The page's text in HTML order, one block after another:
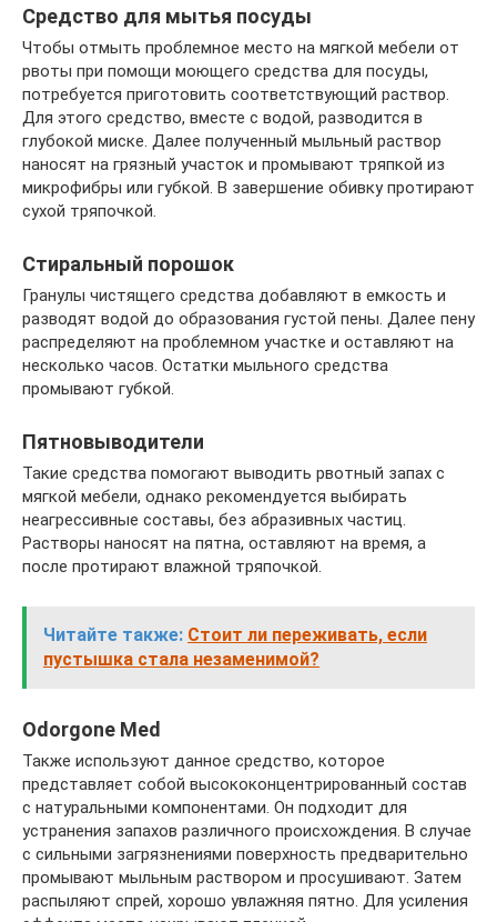
Средство для мытья посуды
Чтобы отмыть проблемное место на мягкой мебели от
рвоты при помощи моющего средства для посуды,
потребуется приготовить соответствующий раствор.
Для этого средство, вместе с водой, разводится в
глубокой миске. Далее полученный мыльный раствор
наносят на грязный участок и промывают тряпкой из
микрофибры или губкой. В завершение обивку протирают
сухой тряпочкой.
Стиральный порошок
Гранулы чистящего средства добавляют в емкость и
разводят водой до образования густой пены. Далее пену
распределяют на проблемном участке и оставляют на
несколько часов. Остатки мыльного средства
промывают губкой.
Пятновыводители
Такие средства помогают выводить рвотный запах с
мягкой мебели, однако рекомендуется выбирать
неагрессивные составы, без абразивных частиц.
Растворы наносят на пятна, оставляют на время, а
после протирают влажной тряпочкой.
Читайте также: Стоит ли переживать, если
пустышка стала незаменимой?
Odorgone Med
Также используют данное средство, которое
представляет собой высококонцентрированный состав
с натуральными компонентами. Он подходит для
устранения запахов различного происхождения. В случае
с сильными загрязнениями поверхность предварительно
промывают мыльным раствором и просушивают. Затем
распыляют спрей, хорошо увлажняя пятно. Для усиления